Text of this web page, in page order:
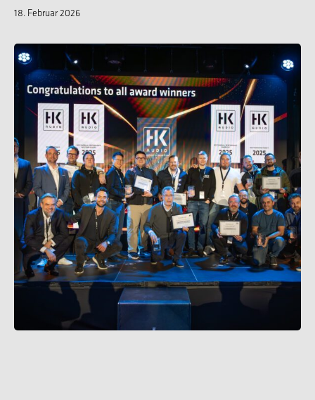
18. Februar 2026